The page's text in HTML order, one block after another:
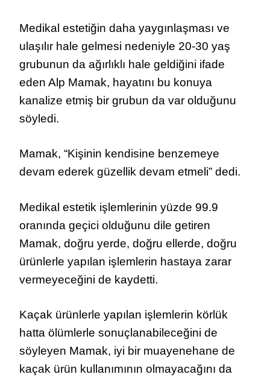
Medikal estetiğin daha yaygınlaşması ve
ulaşılır hale gelmesi nedeniyle 20-30 yaş
grubunun da ağırlıklı hale geldiğini ifade
eden Alp Mamak, hayatını bu konuya
kanalize etmiş bir grubun da var olduğunu
söyledi.
Mamak, “Kişinin kendisine benzemeye
devam ederek güzellik devam etmeli” dedi.
Medikal estetik işlemlerinin yüzde 99.9
oranında geçici olduğunu dile getiren
Mamak, doğru yerde, doğru ellerde, doğru
ürünlerle yapılan işlemlerin hastaya zarar
vermeyeceğini de kaydetti.
Kaçak ürünlerle yapılan işlemlerin körlük
hatta ölümlerle sonuçlanabileceğini de
söyleyen Mamak, iyi bir muayenehane de
kaçak ürün kullanımının olmayacağını da